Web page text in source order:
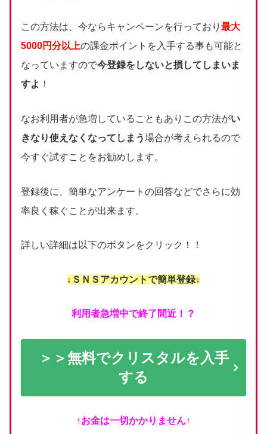
この方法は、今ならキャンペーンを行っており 最大
5000円分以上の課金ポイントを入手する事も可能と
なっていますので今登録をしないと損してしまいま
すよ ！
なお利用者が急増していることもありこの方法がい
きなり使えなくなってしまう場合が考えられるので
今すぐ試すことをお勧めします。
登録後に、簡単なアンケートの回答などでさらに効
率良く稼ぐことが出来ます。
詳しい詳細は以下のボタンをクリック！！
↓ＳＮＳアカウントで簡単登録↓
利用者急増中で終了間近！？
＞＞無料でクリスタルを入手
する
↑お金は一切かかりません↑